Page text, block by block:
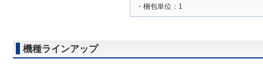
・梱包単位：1
機種ラインアップ